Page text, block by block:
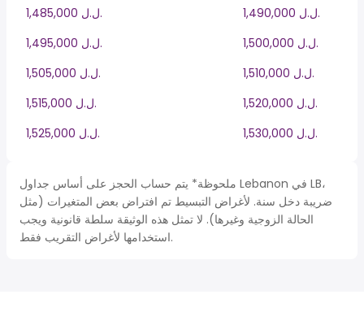
1,485,000 ل.ل.‎
1,490,000 ل.ل.‎
1,495,000 ل.ل.‎
1,500,000 ل.ل.‎
1,505,000 ل.ل.‎
1,510,000 ل.ل.‎
1,515,000 ل.ل.‎
1,520,000 ل.ل.‎
1,525,000 ل.ل.‎
1,530,000 ل.ل.‎
ملحوظة* يتم حساب الحجز على أساس جداول Lebanon في LB،
ضريبة دخل سنة. لأغراض التبسيط تم افتراض بعض المتغيرات (مثل
الحالة الزوجية وغيرها). لا تمثل هذه الوثيقة سلطة قانونية ويجب
استخدامها لأغراض التقريب فقط.